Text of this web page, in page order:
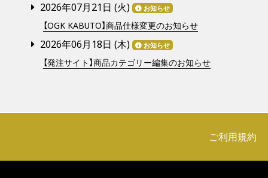
2026年07月21日 (火) お知らせ
【OGK KABUTO】商品仕様変更のお知らせ
2026年06月18日 (木) お知らせ
【発注サイト】商品カテゴリー編集のお知らせ
ご利用規約